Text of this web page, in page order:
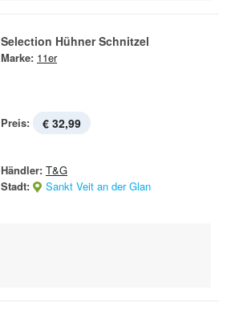
Selection Hühner Schnitzel
Marke: 11er
Preis: € 32,99
Händler: T&G
Stadt:
Sankt Veit an der Glan